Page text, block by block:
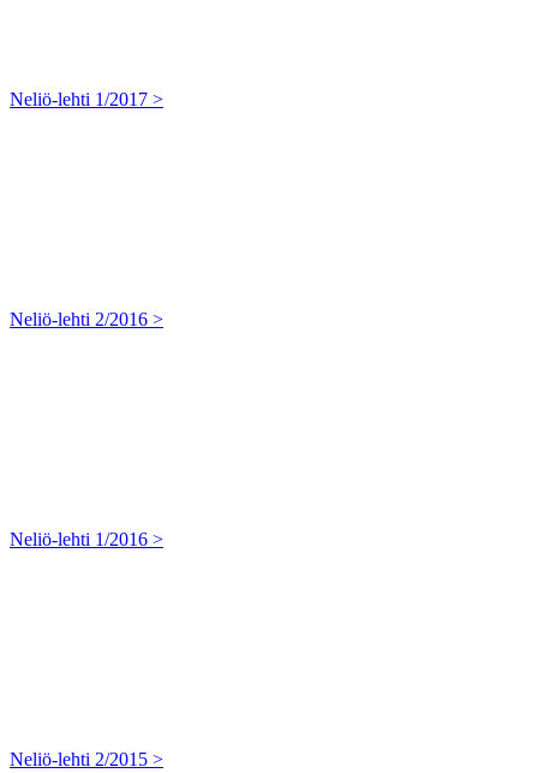
Neliö-lehti 1/2017 >
Neliö-lehti 2/2016 >
Neliö-lehti 1/2016 >
Neliö-lehti 2/2015 >